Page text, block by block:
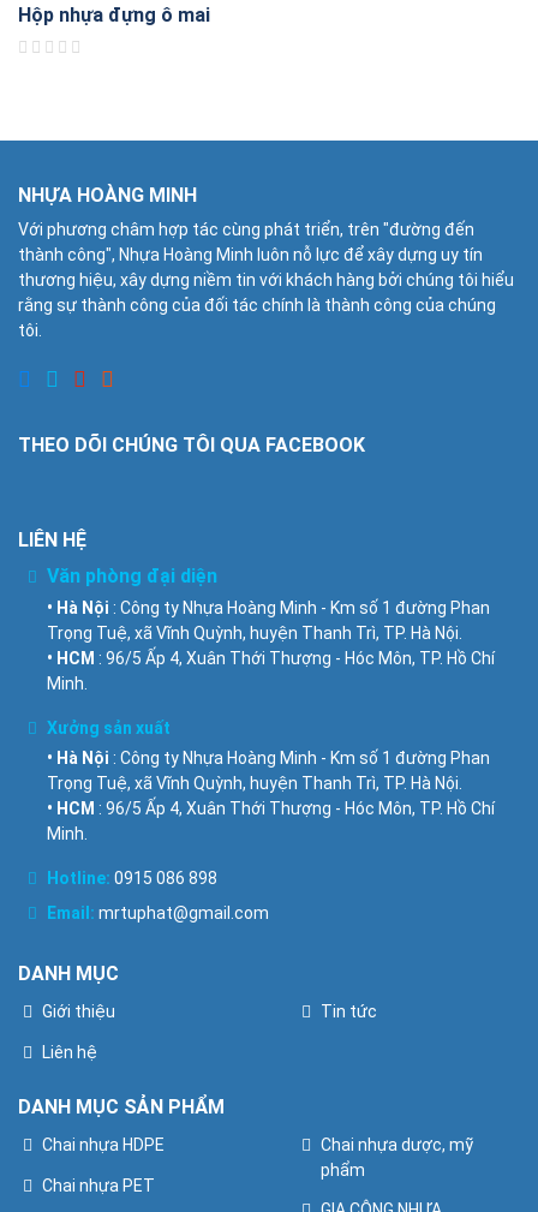
Hộp nhựa đựng ô mai
NHỰA HOÀNG MINH
Với phương châm hợp tác cùng phát triển, trên "đường đến
thành công", Nhựa Hoàng Minh luôn nỗ lực để xây dựng uy tín
thương hiệu, xây dựng niềm tin với khách hàng bởi chúng tôi hiểu
rằng sự thành công của đối tác chính là thành công của chúng
tôi.
THEO DÕI CHÚNG TÔI QUA FACEBOOK
LIÊN HỆ
Văn phòng đại diện
• Hà Nội : Công ty Nhựa Hoàng Minh - Km số 1 đường Phan
Trọng Tuệ, xã Vĩnh Quỳnh, huyện Thanh Trì, TP. Hà Nội.
• HCM : 96/5 Ấp 4, Xuân Thới Thượng - Hóc Môn, TP. Hồ Chí
Minh.
Xưởng sản xuất
• Hà Nội : Công ty Nhựa Hoàng Minh - Km số 1 đường Phan
Trọng Tuệ, xã Vĩnh Quỳnh, huyện Thanh Trì, TP. Hà Nội.
• HCM : 96/5 Ấp 4, Xuân Thới Thượng - Hóc Môn, TP. Hồ Chí
Minh.
Hotline: 0915 086 898
Email: mrtuphat@gmail.com
DANH MỤC
Giới thiệu
Liên hệ
Tin tức
DANH MỤC SẢN PHẨM
Chai nhựa HDPE
Chai nhựa PET
Chai nhựa dược, mỹ
phẩm